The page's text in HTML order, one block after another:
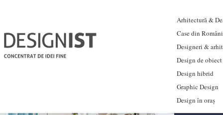
Arhitectură &
Case din
Designeri &
Design de obiect
Design hibrid
Graphic Design
Design în oraș